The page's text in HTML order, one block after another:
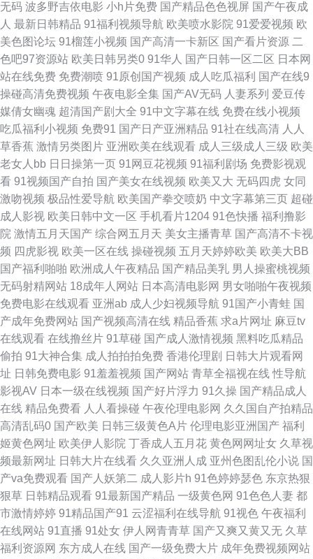
AV 黑人大吊 欧美三极 天天爽天天弄 中文1区 wwwcom色色 影音无码Av网
变态另类成人 日日操操操 国产精品精品久久 天天肏屄天天艹 国产91足交视
频 午夜成人福利av 国产在线观看亚毛 操日本人妻 91n成人网站 加勒比宅男
天堂 亚洲精品露脸自拍 成人伊人性爱网 久久999 日韩激情网 97亚色 国产精
品97 欧美A片色图图片 超碰成人91 欧美日韩另类另类 97伊人网 久久性交
亚洲超碰青青人人 97人人草人人爱 国产a算你色视频 青娱乐天天影院 精品
视频99 午夜性交影院 国产不卡视频 天天骚天天操 91一区视频 高清AV无码
麻豆爱豆村映画 丝袜颜射AV网 91蝌蚪在线视频 黄色片日本学生妹 影音先锋
自拍在线 国产熟女性爱网站 丝袜足交资源 91国产福利视频 大香蕉伊在线9
久久只这里有精品 日韩一期二期婷婷 51视频你懂得 在线免费观看91 麻豆果
冻大香蕉 亚洲综合另类 国产午夜精品福利 日韩三级片AV网 91AV狼友社 超
碰免费91 久草99 日日撸日日操 激情综合绯色 自拍超碰人人 韩国超碰av 青
青草视频导航 91网址在线视频 国产91黑丝 日韩一级视频 91偷拍网123 国产
精品成人网站 69福利社在线 久久逼久久逼em 91大片在线观看 大香蕉AV在
线 日韩欧美h 99在线欧美视频 国产一二av 欧洲亚洲日本 伊人网香蕉 香蕉自
拍网 美女性爱AV 五月天com 黑丝导航 三级国产在线 97超碰人妻自慰 伦理
无码 波多野吉依电影 小h片免费 国产精品色色视屏 国产午夜成
人 最新日韩精品 91福利视频导航 欧美喷水影院 91爱爱视频 欧
美色图论坛 91榴莲小视频 国产高清一卡新区 国产看片资源 二
色吧97资源站 欧美日韩另类0 91华人 国产日韩一区二区 日本网
站在线免费 免费潮喷 91原创国产视频 成人吃瓜福利 国产在线9
操碰高清免费视频 午夜电影全集 国产AV无码 人妻系列 爱豆传
媒倩女幽魂 超清国产剧大全 91中文字幕在线 免费在线小视频
吃瓜福利小视频 免费91 国产日产亚洲精品 91社在线高清 人人
草香蕉 激情另类图片 亚洲欧美在线观看 成人三级成人三级 欧美
老女人bb 日日操第一页 91网豆花视频 91福利剧场 免费影视观
看 91视频国产自拍 国产美女在线视频 欧美又大 无码四虎 女同
激吻视频 极品性爱导航 欧美国产拳交喷奶 中文字幕第三页 超碰
成人影视 欧美日韩中文一区 手机看片1204 91色快播 福利撸影
院 激情五月天国产 综合网五月天 美女主播青草 国产高清不卡视
频 四虎影视 欧美一区在线 操碰视频 五月天婷婷欧美 欧美大BB
国产福利啪啪 欧洲成人午夜精品 国产精品美乳 男人操蜜桃视频
无码射精网站 18成年人网站 日本高清电影网 男女啪啪午夜视频
免费电影在线观看 亚洲ab 成人少妇视频导航 91国产小青蛙 国
产成年免费网站 国产视频高清在线 精品香蕉 求a片网址 麻豆tv
在线观看 在线撸丝片 91草碰 国产成人激情视频 黑料吃瓜精品
偷拍 91大神合集 成人拍拍拍免费 香港伦理剧 日韩大片观看网
址 日韩免费电影 91羞羞视频 国产网站 青草全福视在线 性导航
影视AV 日本一级在线视频 国产好片浮力 91久操 国产精品成人
在线 精品免费看 人人看操碰 午夜伦理电影网 久久国自产拍精品
高清乱码0 国产欧美 日韩三级黄色A片 伦理电影亚洲国产 福利
姬黄色网址 欧美伊人影院 丁香成人五月花 黄色网网址女 久草视
频最新网址 日韩大片在线看 久久亚洲人成 亚州色图乱伦小说 国
产va免费观看 国产人妖第二 成人影片h 91色婷婷瑟色 东京热狠
狠草 日韩精品观看 91最新国产精品 一级黄色网 91色色人妻 都
市激情婷婷 91精品国产91 云涩福利在线导航 91视色 午夜福利
在线网站 91直播 91处女 伊人网青青草 国产又爽又黄又无 久草
福利资源网 东方成人在线 国产一级免费大片 成年免费视频网站